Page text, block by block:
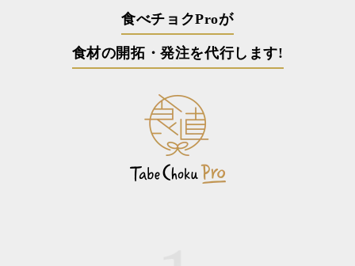
食べチョクProが
食材の開拓・発注を代行します!